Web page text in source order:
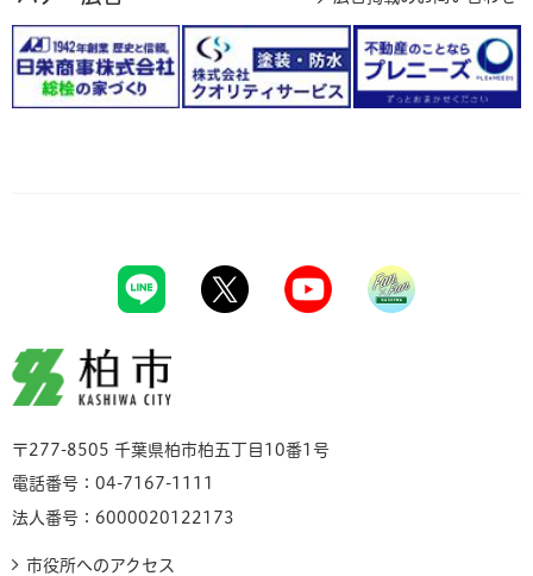
柏市
〒277-8505 千葉県柏市柏五丁目10番1号
電話番号：04-7167-1111
法人番号：6000020122173
市役所へのアクセス